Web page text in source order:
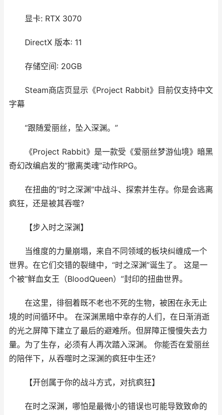
显卡: RTX 3070
DirectX 版本: 11
存储空间: 20GB
Steam商店页显示《Project Rabbit》目前仅支持中文
字幕
“跟随爱丽丝，坠入深渊。”
《Project Rabbit》是一款受《爱丽丝梦游仙境》暗黑
奇幻改编启发的“撤离类魂”动作RPG。
在扭曲的“时之深渊”中战斗、探索并生存。你是会逃离
疯狂，还是被其吞噬?
【步入时之深渊】
当维度的力量崩塌，来自不同领域的板块纠缠成一个
世界。在它们交错的裂缝中，“时之深渊”诞生了。 这是一
个被“鲜血女王（BloodQueen）”封印的扭曲世界。
在这里，徘徊着既不老也不死的生物，被困在永无止
境的时间循环中。 在深渊黑暗中幸存的人们，在日渐消逝
的光之屏障下建立了最后的避难所。但屏障正慢慢失去力
量。为了生存，必须有人再次踏入深渊。 你能否在爱丽丝
的陪伴下，从吞噬时之深渊的疯狂中生还?
【开创属于你的战斗方式，对抗疯狂】
在时之深渊，哪怕是最微小的错误也可能导致致命的